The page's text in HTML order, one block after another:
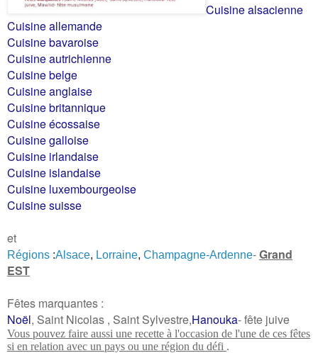
Cuisine alsacienne
Cuisine allemande
Cuisine bavaroise
Cuisine autrichienne
Cuisine belge
Cuisine anglaise
Cuisine britannique
Cuisine écossaise
Cuisine galloise
Cuisine irlandaise
Cuisine islandaise
Cuisine luxembourgeoise
Cuisine suisse
et
Régions :Alsace, Lorraine, Champagne-Ardenne-Grand
EST
Fêtes marquantes :
Noël, Saint Nicolas , Saint Sylvestre,Hanouka- fête juive
Vous pouvez faire aussi une recette à l'occasion de l'une de ces fêtes
si en relation avec un pays ou une région du défi .